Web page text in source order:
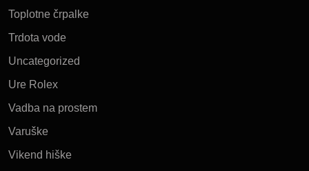
Toplotne črpalke
Trdota vode
Uncategorized
Ure Rolex
Vadba na prostem
Varuške
Vikend hiške